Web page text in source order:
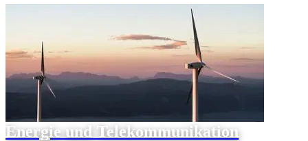
Energie und Telekommunikation